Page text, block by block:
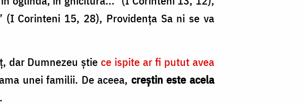
Corinteni 15, 28), Providenţa Sa ni se va
dar Dumnezeu ştie ce ispite ar fi putut avea
unei familii. De aceea, creştin este acela
.